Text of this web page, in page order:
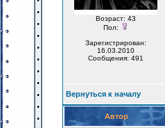
Возраст: 43
Пол:
Зарегистрирован:
16.03.2010
Сообщения: 491
Вернуться к началу
Автор